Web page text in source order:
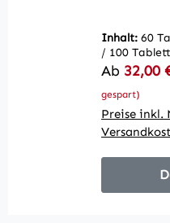
Inhalt: 60
/ 100
Ab 32,00
gespart)
Preise inkl.